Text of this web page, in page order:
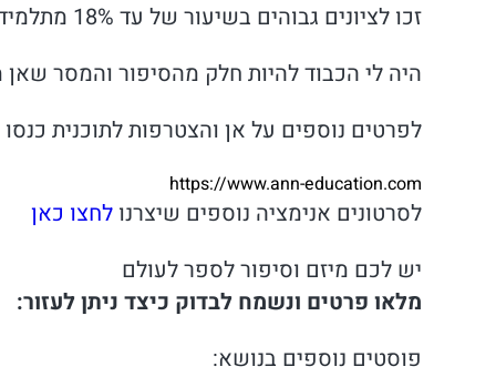
זכו לציונים גבוהים בשיעור של עד 18% מתלמידים שלמדו בשיטה המסורתית
היה לי הכבוד להיות חלק מהסיפור והמסר
לפרטים נוספים על אן והצטרפות לתוכנית
https://www.ann-education.com
לסרטונים אנימציה נוספים שיצרנו לחצו כאן
יש לכם מיזם וסיפור לספר לעולם
מלאו פרטים ונשמח לבדוק כיצד ניתן לעזור:
פוסטים נוספים בנושא: